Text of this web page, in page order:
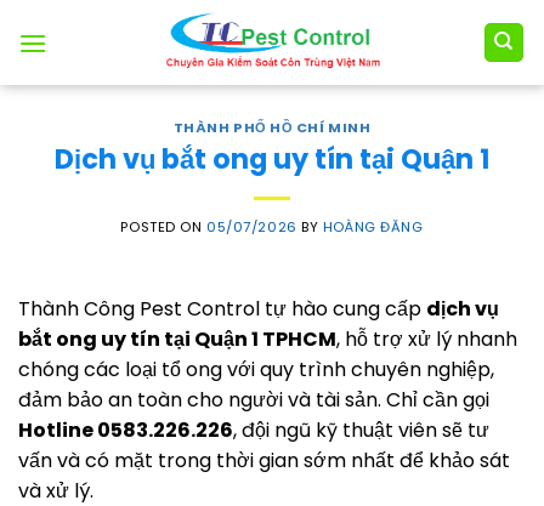
THÀNH PHỐ HỒ CHÍ MINH
Dịch vụ bắt ong uy tín tại Quận 1
POSTED ON 05/07/2026 BY HOÀNG ĐĂNG
Thành Công Pest Control tự hào cung cấp dịch vụ
bắt ong uy tín tại Quận 1 TPHCM, hỗ trợ xử lý nhanh
chóng các loại tổ ong với quy trình chuyên nghiệp,
đảm bảo an toàn cho người và tài sản. Chỉ cần gọi
Hotline 0583.226.226, đội ngũ kỹ thuật viên sẽ tư
vấn và có mặt trong thời gian sớm nhất để khảo sát
và xử lý.